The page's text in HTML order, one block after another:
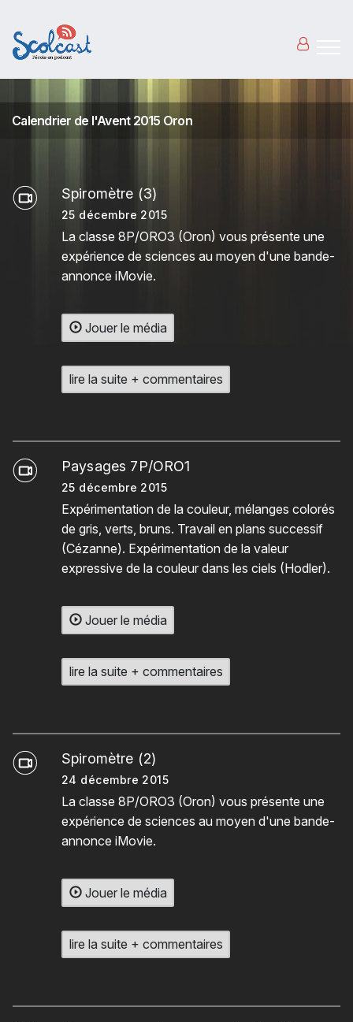
Calendrier de l'Avent 2015 Oron
Spiromètre (3)
25 décembre 2015
La classe 8P/ORO3 (Oron) vous présente une
expérience de sciences au moyen d'une bande-
annonce iMovie.
Jouer le média
lire la suite + commentaires
Paysages 7P/ORO1
25 décembre 2015
Expérimentation de la couleur, mélanges colorés
de gris, verts, bruns. Travail en plans successif
(Cézanne). Expérimentation de la valeur
expressive de la couleur dans les ciels (Hodler).
Jouer le média
lire la suite + commentaires
Spiromètre (2)
24 décembre 2015
La classe 8P/ORO3 (Oron) vous présente une
expérience de sciences au moyen d'une bande-
annonce iMovie.
Jouer le média
lire la suite + commentaires